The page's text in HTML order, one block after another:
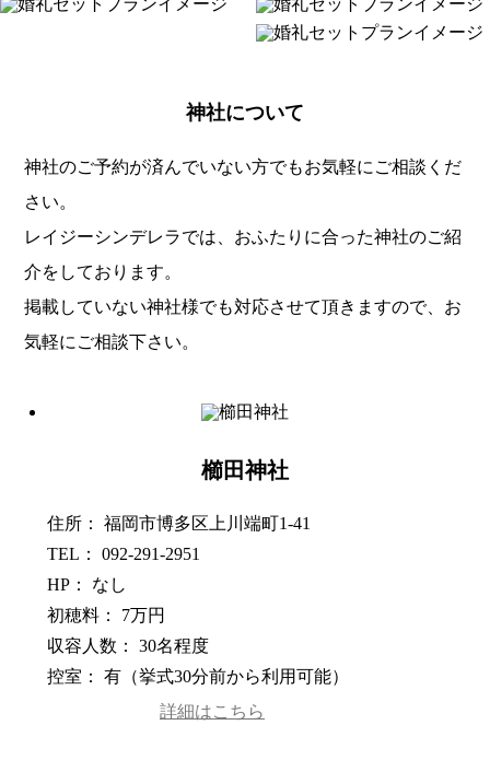
神社について
神社のご予約が済んでいない方でもお気軽にご相談くだ
さい。
レイジーシンデレラでは、おふたりに合った神社のご紹
介をしております。
掲載していない神社様でも対応させて頂きますので、お
気軽にご相談下さい。
櫛田神社
住所： 福岡市博多区上川端町1-41
TEL： 092-291-2951
HP： なし
初穂料： 7万円
収容人数： 30名程度
控室： 有（挙式30分前から利用可能）
詳細はこちら